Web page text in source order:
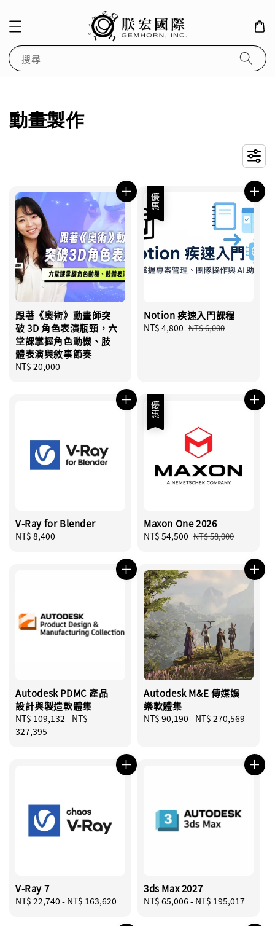
搜尋
動畫製作
跟著《奧術》動畫師突
破 3D 角色表演瓶頸，六
堂課掌握角色動機、肢
體表演與敘事節奏
Regular
NT$ 20,000
優惠
Notion 疾速入門課程
Sale
NT$ 4,800 Regular
NT$ 6,000
V-Ray for Blender
Regular
NT$ 8,400
優惠
Maxon One 2026
Sale
NT$ 54,500 Regular
NT$ 58,000
Autodesk PDMC 產品
設計與製造軟體集
Regular
price
NT$ 109,132 - NT$
327,395
Autodesk M&E 傳媒娛
樂軟體集
Regular
NT$ 90,190 - NT$ 270,569
V-Ray 7
Regular
NT$ 22,740 - NT$ 163,620
3ds Max 2027
Regular
NT$ 65,006 - NT$ 195,017